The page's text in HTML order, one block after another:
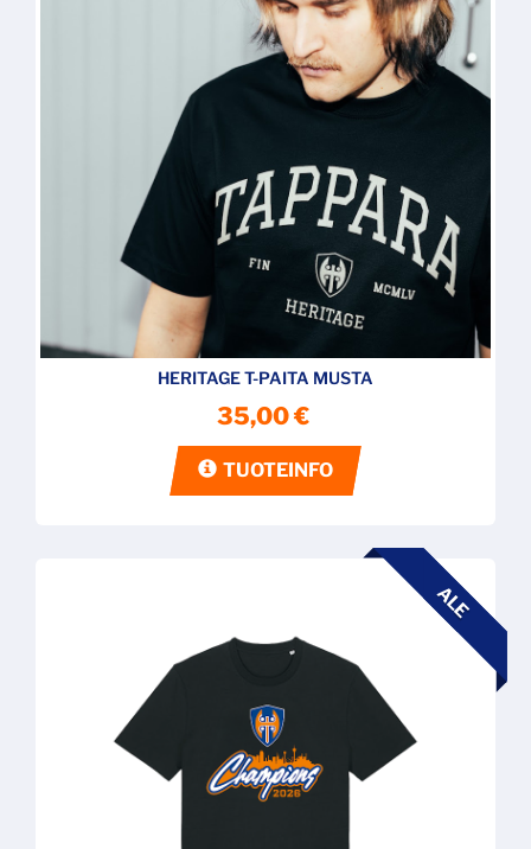
HERITAGE T-PAITA MUSTA
35,00 €
TUOTEINFO
ALE